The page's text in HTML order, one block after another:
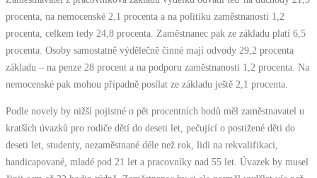
procenta, na nemocenské 2,1 procenta a na politiku zaměstnanosti 1,2
procenta, celkem tedy 24,8 procenta. Zaměstnanec pak ze základu platí 6,5
procenta. Osoby samostatně výdělečně činné mají odvody 29,2 procenta
základu – na penze 28 procent a na podporu zaměstnanosti 1,2 procenta. Na
nemocenské pak mohou případně posílat ze základu ještě 2,1 procenta.
Podle novely by nižší pojistné o pět procentních bodů měl zaměstnavatel u
kratších úvazků pro rodiče dětí do deseti let, pečující o postižené děti do
deseti let, studenty, nezaměstnané déle než rok, lidi na rekvalifikaci,
handicapované, mladé pod 21 let a pracovníky nad 55 let. Úvazek by musel